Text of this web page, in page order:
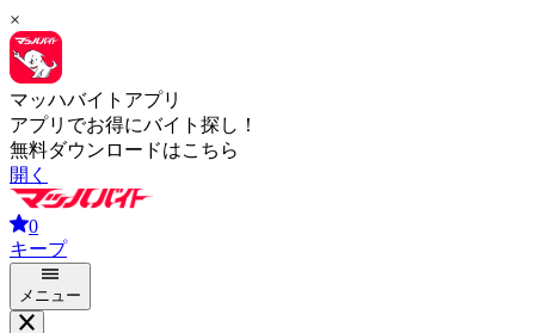
×
マッハバイトアプリ
アプリでお得にバイト探し！
無料ダウンロードはこちら
開く
0
キープ
メニュー